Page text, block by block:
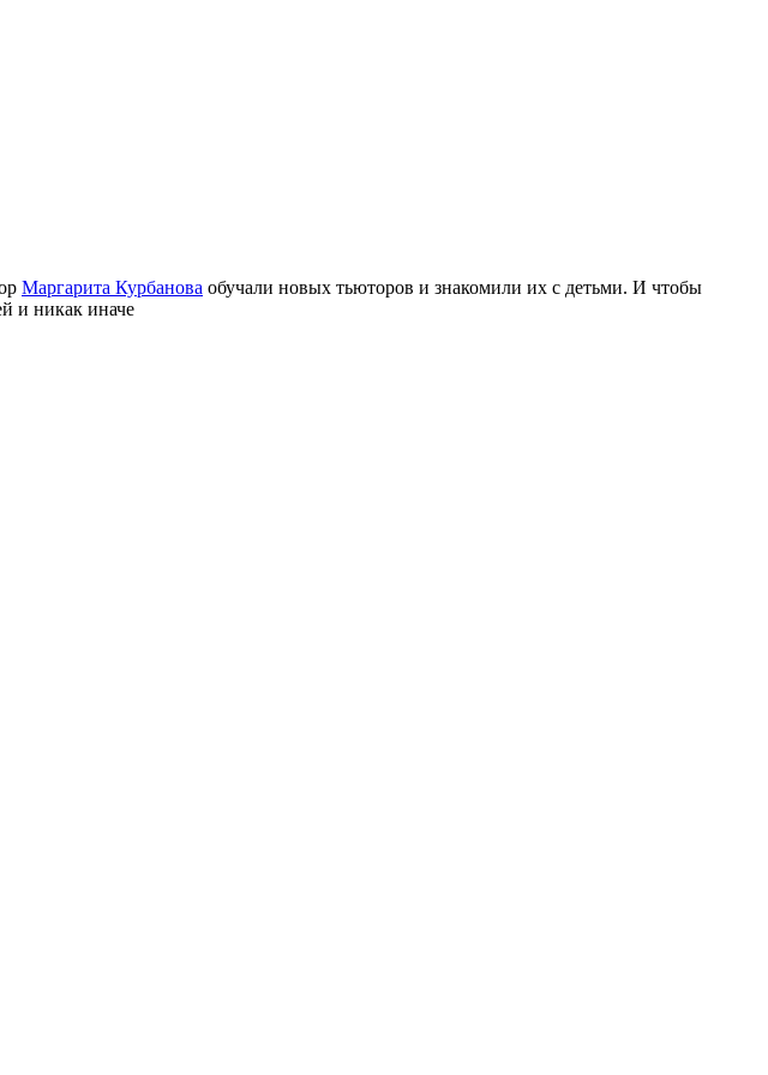
Маргарита Курбанова обучали новых тьюторов и знакомили их с детьми. И чтобы
и никак иначе